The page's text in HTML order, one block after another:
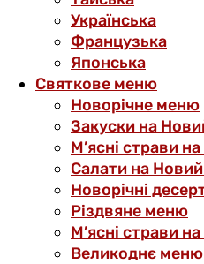
Українська
Французька
Японська
Святкове меню
Новорічне меню
Закуски на
М’ясні страви
Салати на Новий
Новорічні
Різдвяне меню
М’ясні страви
Великоднє меню